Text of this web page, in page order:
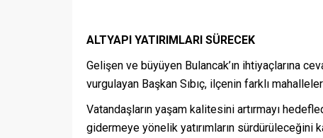
ALTYAPI YATIRIMLARI SÜRECEK
Gelişen ve büyüyen Bulancak’ın ihtiyaçlarına
vurgulayan Başkan Sıbıç, ilçenin farklı
Vatandaşların yaşam kalitesini artırmayı
gidermeye yönelik yatırımların sürdürüleceğini